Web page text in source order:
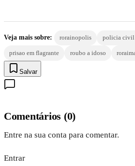
Veja mais sobre: rorainopolis policia civil
prisao em flagrante roubo a idoso
Salvar
Comentários (0)
Entre na sua conta para comentar.
Entrar